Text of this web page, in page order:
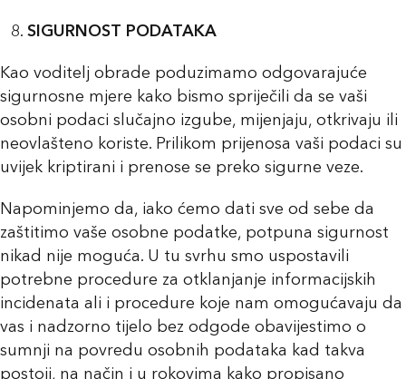
SIGURNOST PODATAKA
Kao voditelj obrade poduzimamo odgovarajuće
sigurnosne mjere kako bismo spriječili da se vaši
osobni podaci slučajno izgube, mijenjaju, otkrivaju ili
neovlašteno koriste. Prilikom prijenosa vaši podaci su
uvijek kriptirani i prenose se preko sigurne veze.
Napominjemo da, iako ćemo dati sve od sebe da
zaštitimo vaše osobne podatke, potpuna sigurnost
nikad nije moguća. U tu svrhu smo uspostavili
potrebne procedure za otklanjanje informacijskih
incidenata ali i procedure koje nam omogućavaju da
vas i nadzorno tijelo bez odgode obavijestimo o
sumnji na povredu osobnih podataka kad takva
postoji, na način i u rokovima kako propisano